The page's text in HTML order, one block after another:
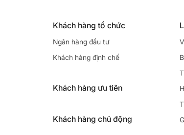
Khách hàng tổ chức
Ngân hàng đầu tư
Khách hàng định chế
Khách hàng ưu tiên
Khách hàng chủ động